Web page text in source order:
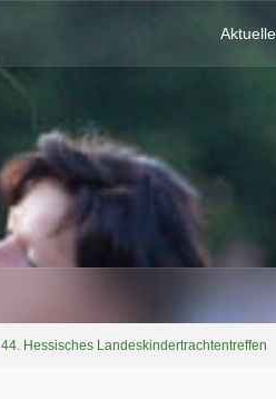
44. Hessisches Landeskindertrachtentreffen